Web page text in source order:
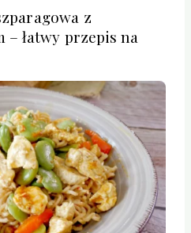
z
– łatwy przepis na